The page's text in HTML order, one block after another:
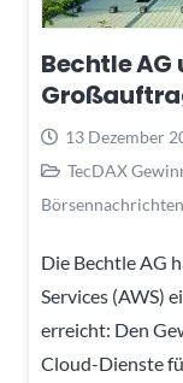
Bechtle AG
13 Dezember
TecDAX
Die Bechtle AG
Services (AWS)
erreicht: Den
Cloud-Dienste